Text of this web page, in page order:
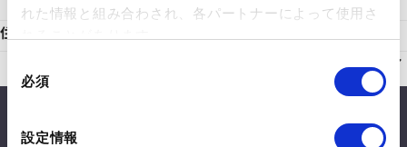
れた情報と組み合わされ、各パートナーによって使用さ
意 必須
設定情報
住友電気工業株式会社の材料・素材を探す